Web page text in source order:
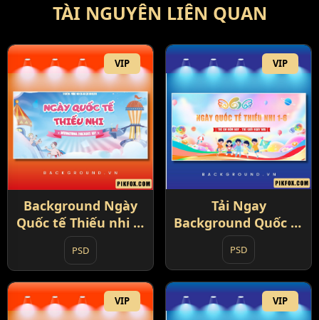
TÀI NGUYÊN LIÊN QUAN
VIP
Background Ngày
Quốc tế Thiếu nhi 1-
6 Hot Nhất (9)
PSD
VIP
Tải Ngay
Background Quốc tế
Thiếu nhi 1-6 (10)
PSD
VIP VIP